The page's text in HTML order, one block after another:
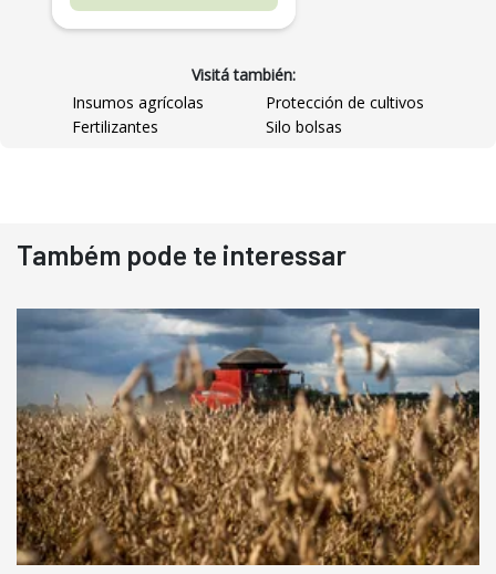
Pá Carregadeira Cat 966
Ano 1987
R$ 145.000
Consultar
Visitá también:
Insumos agrícolas
Protección de cultivos
Fertilizantes
Silo bolsas
Também pode te interessar